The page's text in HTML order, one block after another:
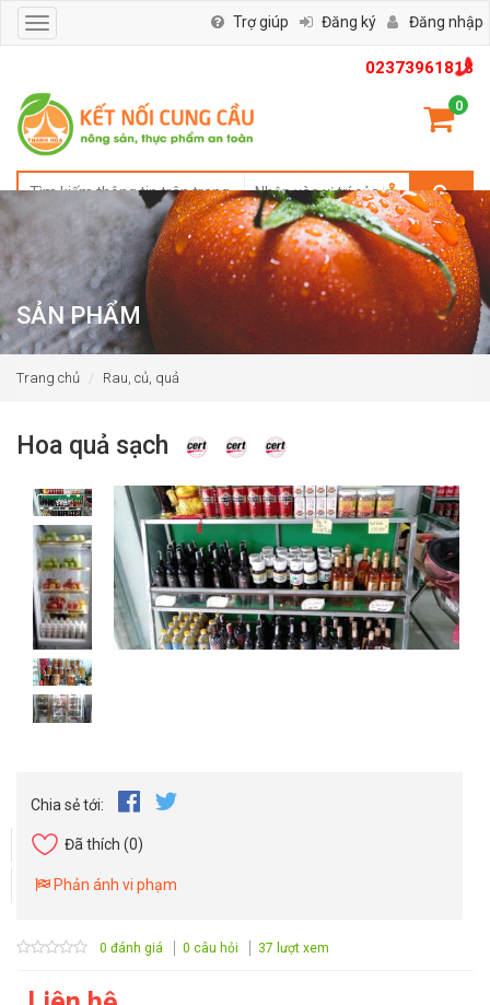
02373961818
0
Toggle
navigation
Trợ giúp Đăng ký Đăng nhập
SẢN PHẨM
Trang chủ Rau, củ, quả
Hoa quả sạch
Chia sẻ tới:
Đã thích (0)
Phản ánh vi phạm
0 đánh giá 0 câu hỏi 37 lượt xem